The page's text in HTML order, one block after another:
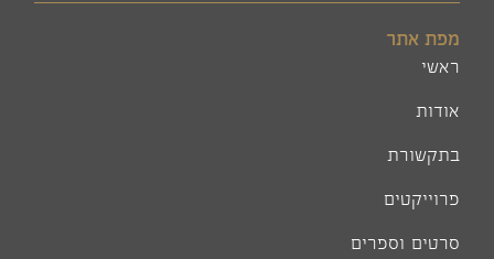
מפת אתר
ראשי
אודות
בתקשורת
פרוייקטים
סרטים וספרים